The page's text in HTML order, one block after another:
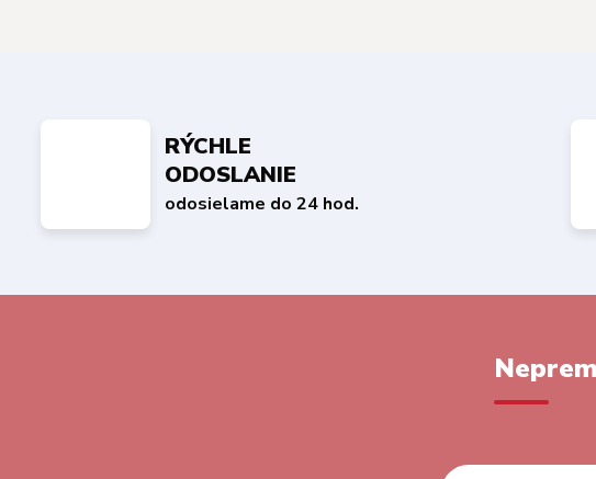
RÝCHLE
ODOSLANIE
odosielame do 24 hod.